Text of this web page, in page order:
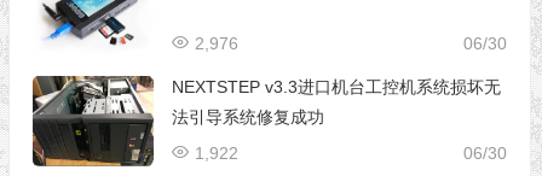
06/30
2,976
NEXTSTEP v3.3进口机台工控机系统损坏无
法引导系统修复成功
06/30
1,922